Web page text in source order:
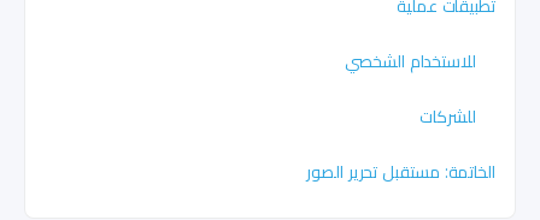
تطبيقات عملية
للاستخدام الشخصي
للشركات
الخاتمة: مستقبل تحرير الصور